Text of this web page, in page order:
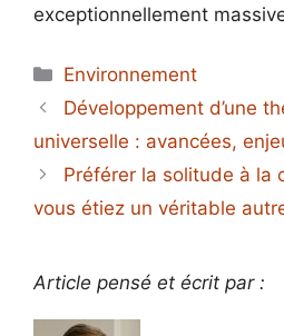
exceptionnellement
Catégories
Environnement
Développement d’une
universelle : avancées,
Préférer la solitude à la
vous étiez un véritable
Article pensé et écrit par :